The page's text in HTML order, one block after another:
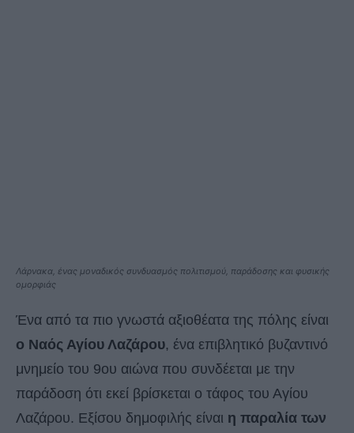
Λάρνακα, ένας μοναδικός συνδυασμός πολιτισμού, παράδοσης και φυσικής
ομορφιάς
Ένα από τα πιο γνωστά αξιοθέατα της πόλης είναι
ο Ναός Αγίου Λαζάρου, ένα επιβλητικό βυζαντινό
μνημείο του 9ου αιώνα που συνδέεται με την
παράδοση ότι εκεί βρίσκεται ο τάφος του Αγίου
Λαζάρου. Εξίσου δημοφιλής είναι η παραλία των